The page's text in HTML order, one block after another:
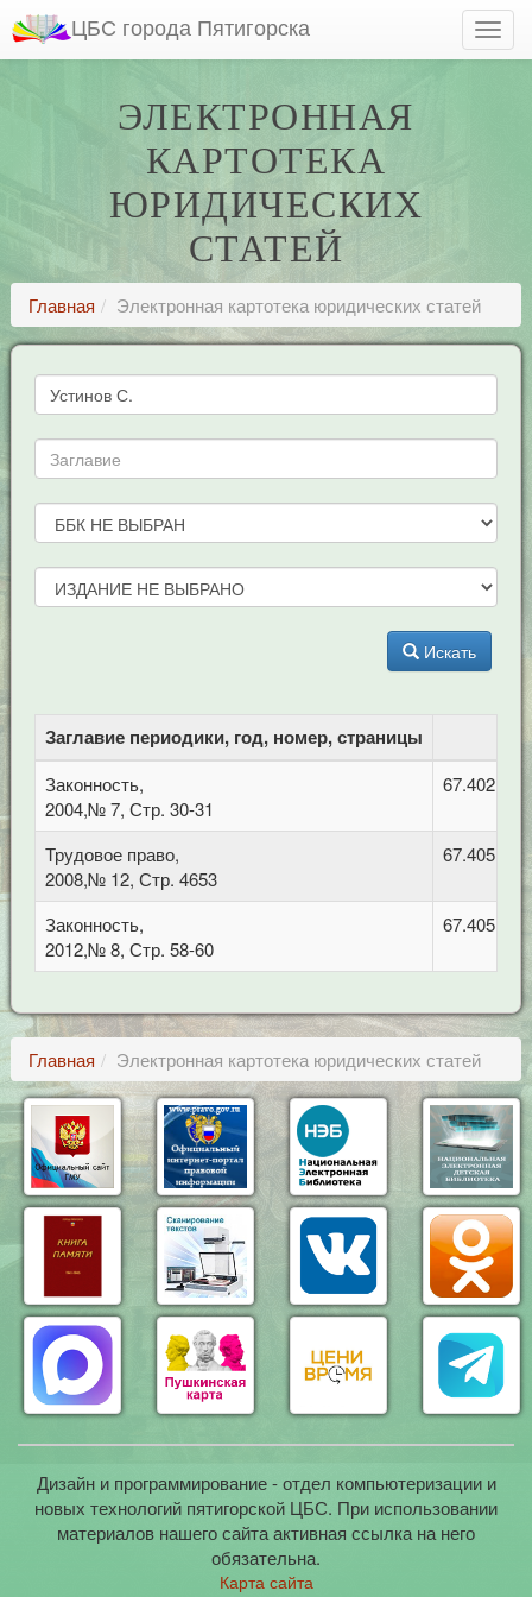
ЦБС города Пятигорска
ЭЛЕКТРОННАЯ
КАРТОТЕКА
ЮРИДИЧЕСКИХ
СТАТЕЙ
Главная Электронная картотека юридических статей
Искать
Заглавие периодики, год, номер, страницы
Законность,
2004,№ 7, Стр. 30-31
67.402
Трудовое право,
2008,№ 12, Стр. 4653
67.405
Законность,
2012,№ 8, Стр. 58-60
67.405
Главная Электронная картотека юридических статей
Дизайн и программирование - отдел компьютеризации и
новых технологий пятигорской ЦБС. При использовании
материалов нашего сайта активная ссылка на него
обязательна.
Карта сайта